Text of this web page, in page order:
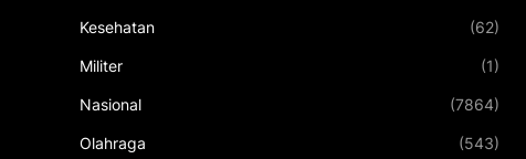
Kesehatan (62)
Militer (1)
Nasional (7864)
Olahraga (543)